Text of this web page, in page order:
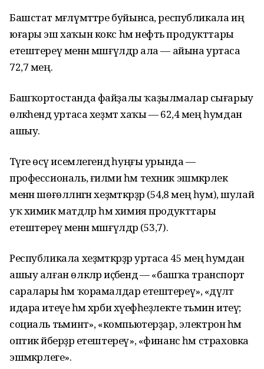
Башстат мәғлүмәттәре буйынса, республикала иң
юғары эш хаҡын кокс һәм нефть продукттары
етештереү менән мәшғүлдәр ала — айына уртаса
72,7 мең.
Башҡортостанда файҙалы ҡаҙылмалар сығарыу
өлкәһендә уртаса хеҙмәт хаҡы — 62,4 мең һумдан
ашыу.
Тәүге өсәү исемлегендә һуңғы урында —
профессиональ, ғилми һәм техник эшмәкәрлек
менән шөғөлләнгән хеҙмәткәрҙәр (54,8 мең һум), шулай
уҡ химик матдәләр һәм химия продукттары
етештереү менән мәшғүлдәр (53,7).
Республикала хеҙмәткәрҙәр уртаса 45 мең һумдан
ашыу алған өлкәләр иҫәбендә — «башҡа транспорт
саралары һәм ҡорамалдар етештереү», «дәүләт
идара итеүе һәм хәрби хәүефһеҙлекте тәьмин итеү;
социаль тәьминәт», «компьютерҙар, электрон һәм
оптик әйберҙәр етештереү», «финанс һәм страховка
эшмәкәрлеге».